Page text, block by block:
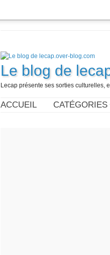
Le blog de
Lecap présente ses sorties culturelles,
ACCUEIL CATÉGORIES